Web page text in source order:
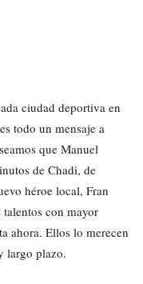
ciudad deportiva en
todo un mensaje a
que Manuel
de Chadi, de
héroe local, Fran
con mayor
ahora. Ellos lo merecen
largo plazo.